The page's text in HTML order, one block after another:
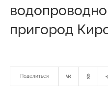
пригород
Поделиться